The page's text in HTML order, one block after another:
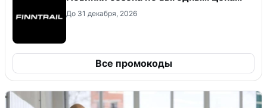
До 31 декабря, 2026
Все промокоды